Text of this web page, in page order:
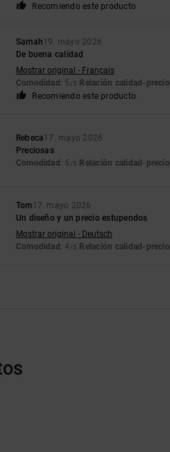
Recomiendo este producto
Samah19. mayo 2026
De buena calidad
Mostrar original - Français
Comodidad: 5 /5 Relación calidad-precio
Recomiendo este producto
Rebeca17. mayo 2026
Preciosas
Comodidad: 5 /5 Relación calidad-precio
Tom17. mayo 2026
Un diseño y un precio estupendos
Mostrar original - Deutsch
Comodidad: 4 /5 Relación calidad-precio